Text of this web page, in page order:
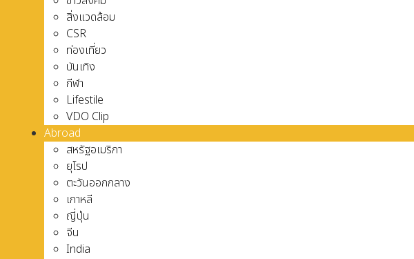
สิ่งแวดล้อม
CSR
ท่องเที่ยว
บันเทิง
กีฬา
Lifestile
VDO Clip
Abroad
สหรัฐอเมริกา
ยุโรป
ตะวันออกกลาง
เกาหลี
ญี่ปุ่น
จีน
India